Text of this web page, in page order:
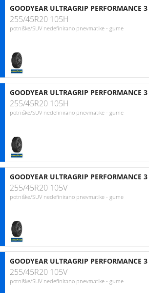
GOODYEAR ULTRAGRIP PERFORMANCE 3
255/45R20 105H
potniške/SUV nedefinirano pnevmatike - gume
GOODYEAR ULTRAGRIP PERFORMANCE 3
255/45R20 105H
potniške/SUV nedefinirano pnevmatike - gume
GOODYEAR ULTRAGRIP PERFORMANCE 3
255/45R20 105V
potniške/SUV nedefinirano pnevmatike - gume
GOODYEAR ULTRAGRIP PERFORMANCE 3
255/45R20 105V
potniške/SUV nedefinirano pnevmatike - gume